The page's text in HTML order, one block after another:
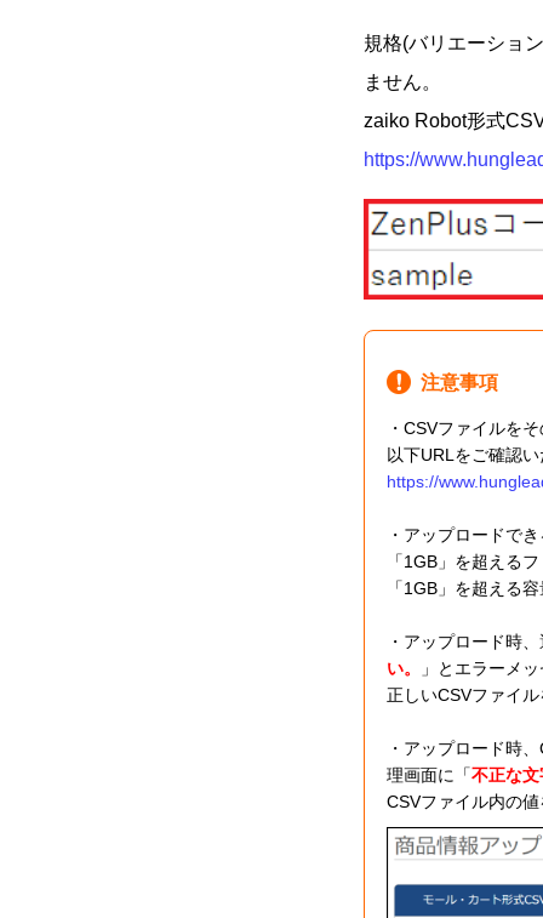
規格(バリエーショ
ません。
zaiko Robot形式
https://
注意事項
・CSVファイルを
以下URLをご確認
https://
・アップロードで
「1GB」を超える
「1GB」を超える
・アップロード時
い。
」とエラーメ
正しいCSVファイ
・アップロード時
理画面に「不正な
CSVファイル内の